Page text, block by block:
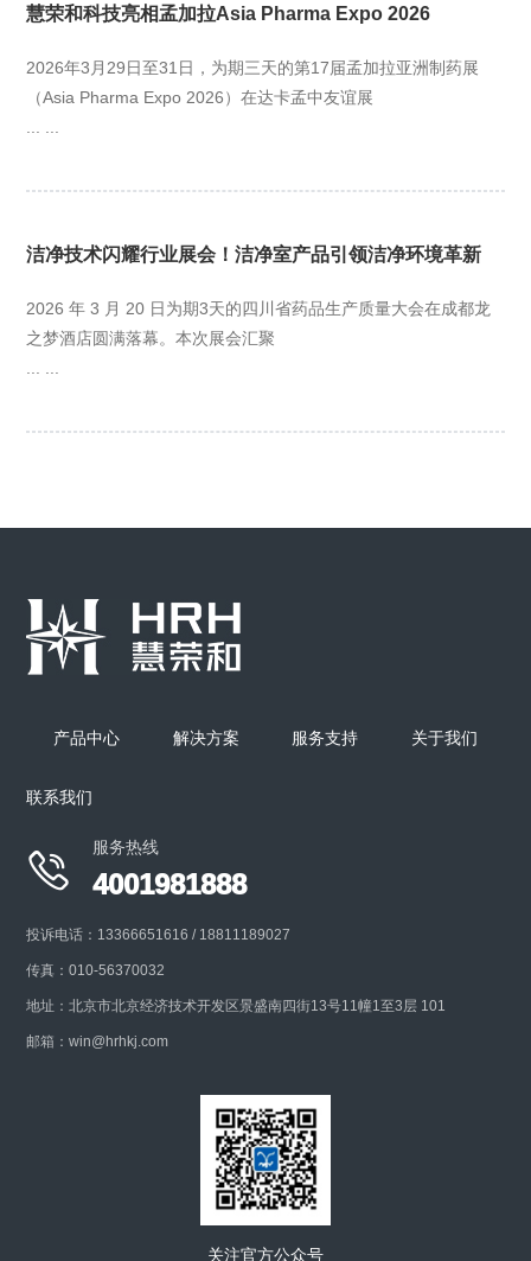
慧荣和科技亮相孟加拉Asia Pharma Expo 2026
2026年3月29日至31日，为期三天的第17届孟加拉亚洲制药展
（Asia Pharma Expo 2026）在达卡孟中友谊展
... ...
洁净技术闪耀行业展会！洁净室产品引领洁净环境革新
2026 年 3 月 20 日为期3天的四川省药品生产质量大会在成都龙
之梦酒店圆满落幕。本次展会汇聚
... ...
产品中心 解决方案 服务支持 关于我们
联系我们

服务热线
4001981888
投诉电话：13366651616 / 18811189027
传真：010-56370032
地址：北京市北京经济技术开发区景盛南四街13号11幢1至3层 101
邮箱：win@hrhkj.com
关注官方公众号